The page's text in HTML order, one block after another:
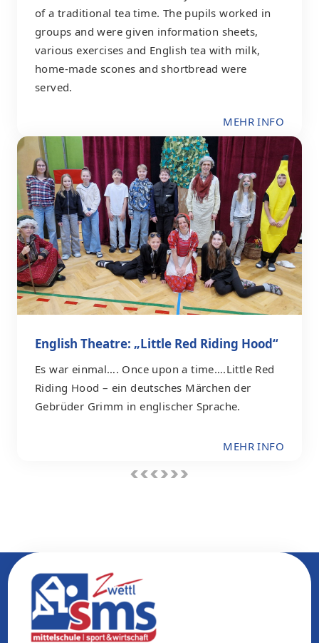
of a traditional tea time. The pupils worked in
groups and were given information sheets,
various exercises and English tea with milk,
home-made scones and shortbread were
served.
MEHR INFO
English Theatre: „Little Red Riding Hood“
Es war einmal…. Once upon a time….Little Red
Riding Hood – ein deutsches Märchen der
Gebrüder Grimm in englischer Sprache.
MEHR INFO
<<<>>>